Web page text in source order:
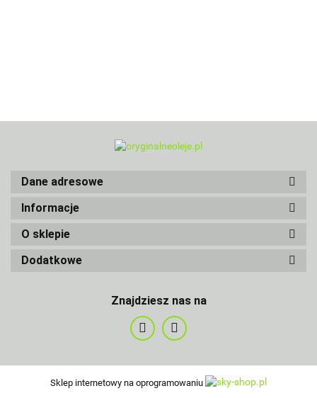
Dane adresowe
Informacje
O sklepie
Dodatkowe
Znajdziesz nas na
Sklep internetowy na oprogramowaniu